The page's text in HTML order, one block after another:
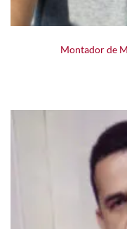
Montador de